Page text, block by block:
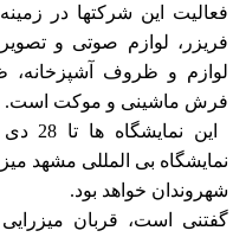
فعالیت این شرکتها در
فریزر، لوازم صوتی و
لوازم و ظروف
فرش ماشینی و موکت است.
نمایشگاه بی المللی مشهد
شهروندان خواهد بود.
گفتنی است، قربان